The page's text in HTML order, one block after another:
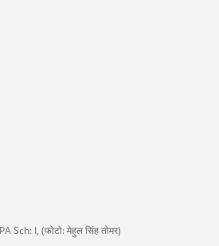
Sch: I, (फोटो: मेहुल सिंह तोमर)